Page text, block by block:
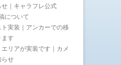
｜キャラフレ公式
について
ト実装｜アンカーでの移
す
リアが実装です｜カメ
らせ